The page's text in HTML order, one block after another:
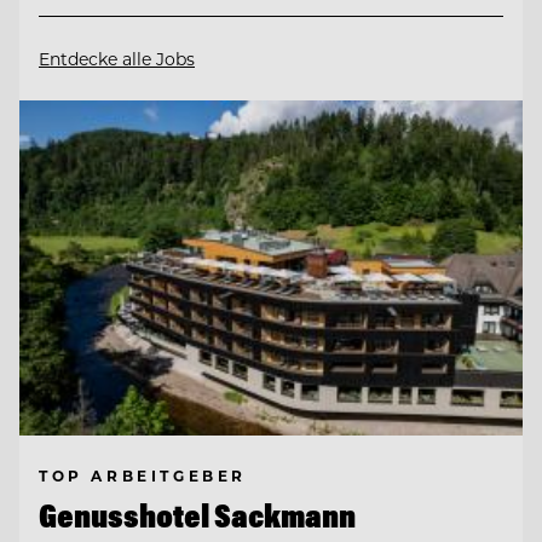
Entdecke alle Jobs
TOP ARBEITGEBER
Genusshotel Sackmann